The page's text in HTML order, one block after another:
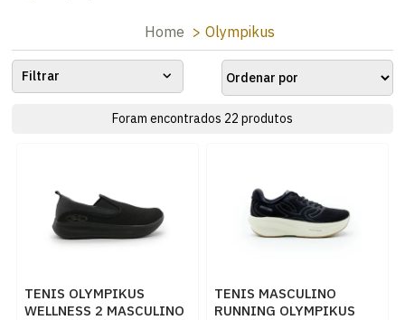
Home Olympikus
Filtrar
Foram encontrados 22 produtos
TENIS OLYMPIKUS
WELLNESS 2 MASCULINO
TENIS MASCULINO
RUNNING OLYMPIKUS